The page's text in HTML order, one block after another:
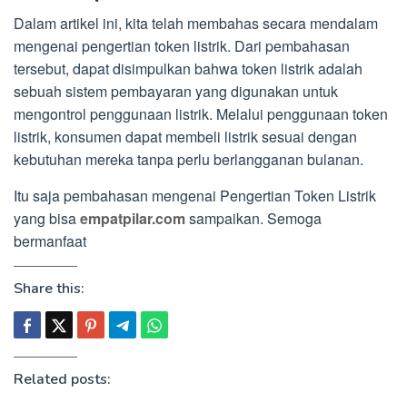
Dalam artikel ini, kita telah membahas secara mendalam
mengenai pengertian token listrik. Dari pembahasan
tersebut, dapat disimpulkan bahwa token listrik adalah
sebuah sistem pembayaran yang digunakan untuk
mengontrol penggunaan listrik. Melalui penggunaan token
listrik, konsumen dapat membeli listrik sesuai dengan
kebutuhan mereka tanpa perlu berlangganan bulanan.
Itu saja pembahasan mengenai Pengertian Token Listrik
yang bisaempatpilar.comsampaikan. Semoga
bermanfaat
Share this:
Related posts: